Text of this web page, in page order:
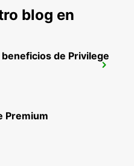
blog en
de Privilege
Premium